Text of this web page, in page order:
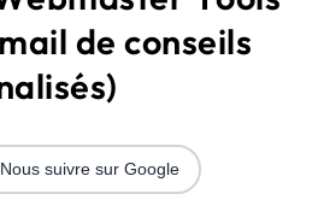
de conseils
Nous suivre sur Google